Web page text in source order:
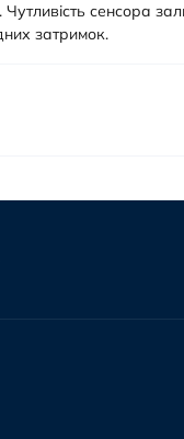
сенсора
затримок.